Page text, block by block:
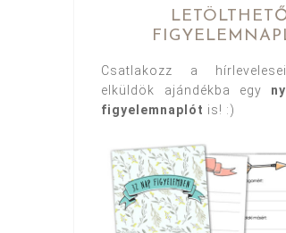
Csatlakozz a
elküldök ajándékba egy
figyelemnaplót is! :)